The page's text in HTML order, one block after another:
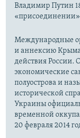
Владимир Путин
Международные
и аннексию
действия России.
экономические
полуострова и
исторической
Украины
временной
20 февраля 2014